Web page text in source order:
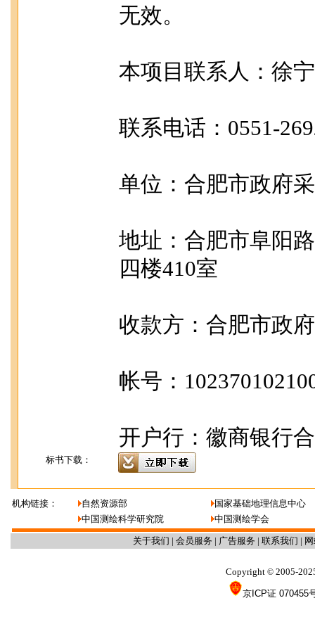
无效。
本项目联系人：徐宁
联系电话：0551-
单位：合肥市政府
地址：合肥市阜阳
四楼410室
收款方：合肥市政
帐号：
开户行：徽商银行
标书下载：
机构链接： 自然资源部
国家基础地理信息中心
中国测绘科学研究院
中国测绘学会
关于我们 | 会员服务 | 广告服务 | 联系我们 |
Copyright © 2005-
京ICP证 070455